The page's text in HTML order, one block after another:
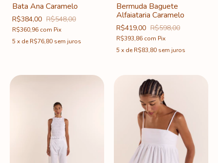
Bata Ana Caramelo
R$384,00 R$548,00
R$360,96 com Pix
5 x deR$76,80 sem juros
Bermuda Baguete
Alfaiataria Caramelo
R$419,00 R$598,00
R$393,86 com Pix
5 x deR$83,80 sem juros